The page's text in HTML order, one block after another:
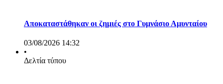
Αποκαταστάθηκαν οι ζημιές στο Γυμνάσιο Αμυνταίου
03/08/2026 14:32
•
Δελτία τύπου